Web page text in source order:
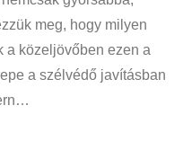
meg, hogy milyen
a közeljövőben ezen a
a szélvédő javításban
…